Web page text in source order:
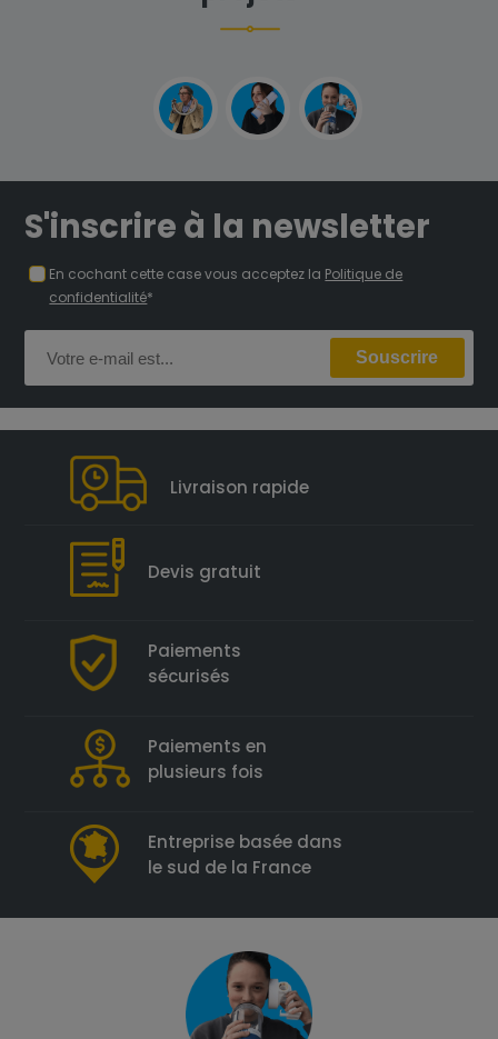
S'inscrire à la newsletter
En cochant cette case vous acceptez la Politique de
confidentialité*
Livraison rapide
Devis gratuit
Paiements
sécurisés
Paiements en
plusieurs fois
Entreprise basée dans
le sud de la France